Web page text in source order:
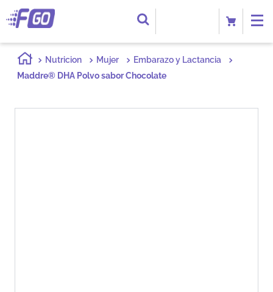
Nutricion Mujer
Embarazo y Lactancia
Maddre® DHA Polvo sabor Chocolate